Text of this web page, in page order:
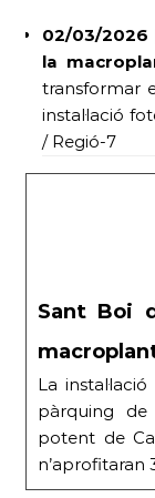
02/03/2026
la
transformar
instal·lació
/ Regió-7
Sant Boi
La
pàrquing de
potent de
n’aprofitaran